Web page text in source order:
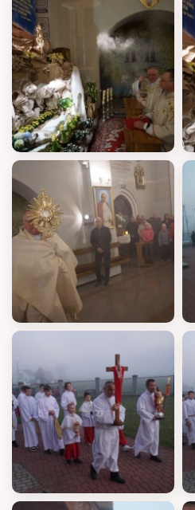
Gazetka parafialna
Kościół w Rydzowie